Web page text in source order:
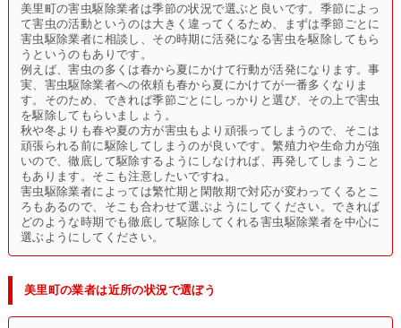
美里町の害虫駆除業者は季節の状況で選ぶと良いです。季節によっ
て害虫の活動というのは大きく違ってくるため、まずは季節ごとに
害虫駆除業者に相談し、その時期に活発になる害虫を駆除してもら
うというのもありです。
例えば、害虫の多くは春から夏にかけて行動が活発になります。事
実、害虫駆除業者への依頼も春から夏にかけてが一番多くなりま
す。そのため、できれば季節ごとにしっかりと選び、その上で害虫
を駆除してもらいましょう。
秋や冬よりも春や夏の方が害虫もより頑張ってしまうので、そこは
頑張られる前に駆除してしまうのが良いです。繁殖力や生命力が強
いので、徹底して駆除するようにしなければ、再発してしまうこと
もあります。そこも注意したいですね。
害虫駆除業者によっては繁忙期と閑散期で対応が変わってくるとこ
ろもあるので、そこも合わせて選ぶようにしてください。できれば
どのような時期でも徹底して駆除してくれる害虫駆除業者を中心に
選ぶようにしてください。
美里町の業者は近所の状況で選ぼう